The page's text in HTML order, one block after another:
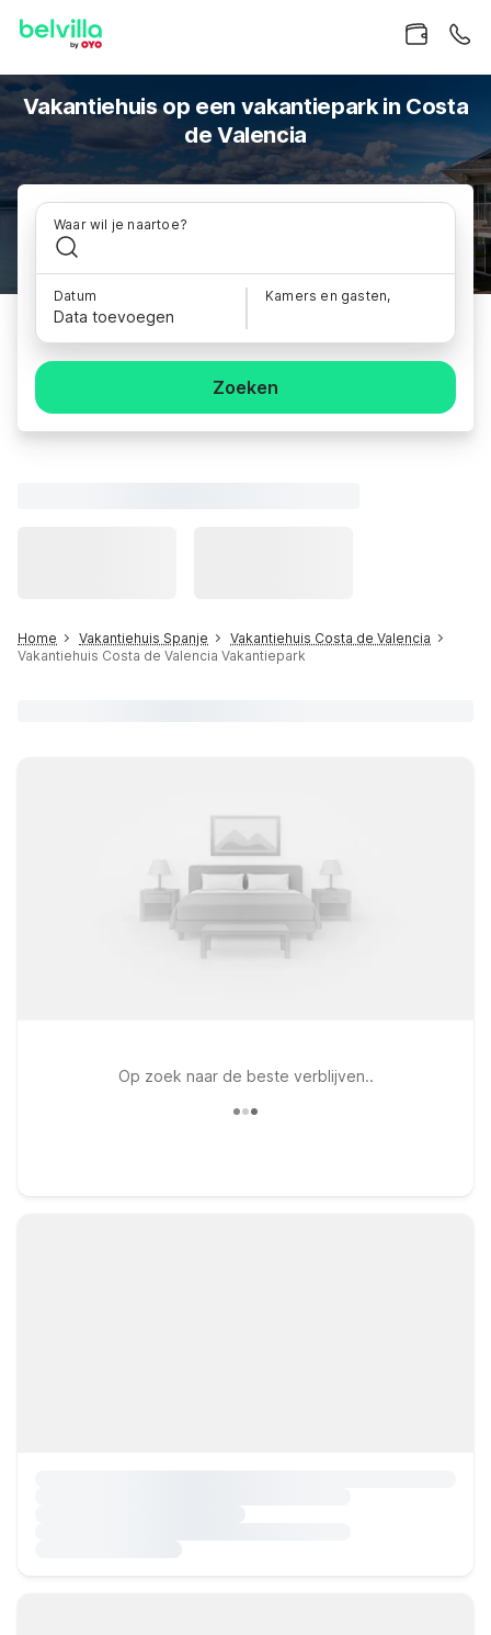
Vakantiehuis op een vakantiepark in Costa
de Valencia
Waar wil je naartoe?
Datum
Data toevoegen
Kamers en gasten,
Zoeken
Home Vakantiehuis Spanje
Vakantiehuis Costa de Valencia
Vakantiehuis Costa de Valencia Vakantiepark
Op zoek naar de beste verblijven..